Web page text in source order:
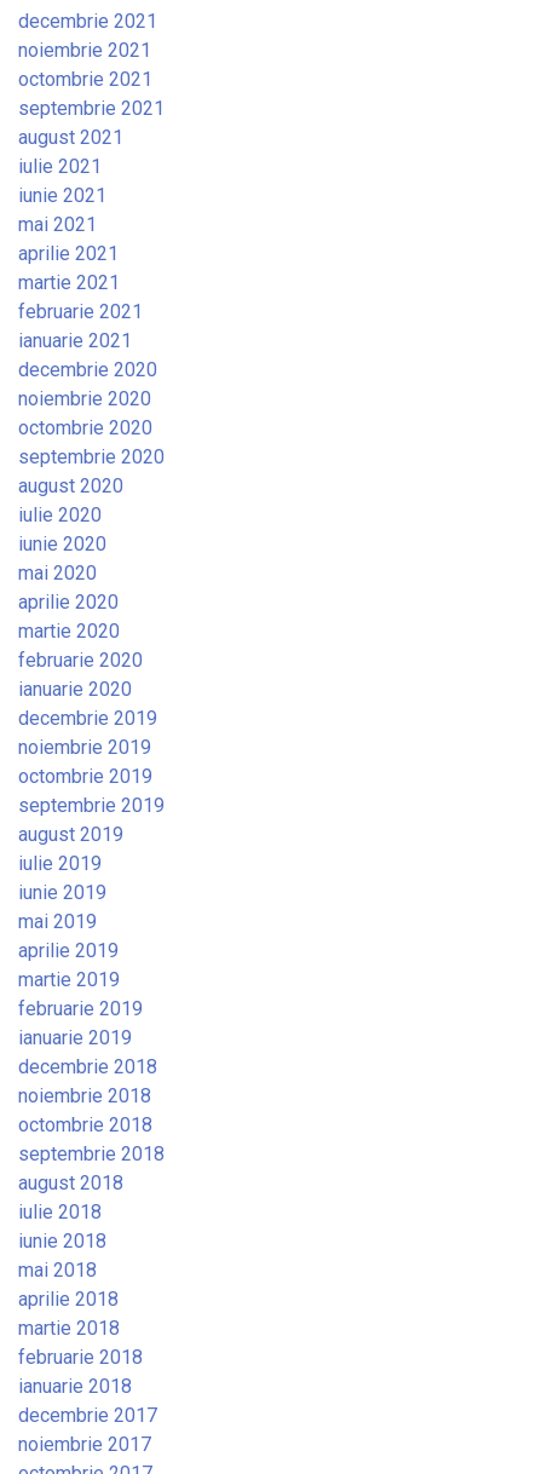
decembrie 2021
noiembrie 2021
octombrie 2021
septembrie 2021
august 2021
iulie 2021
iunie 2021
mai 2021
aprilie 2021
martie 2021
februarie 2021
ianuarie 2021
decembrie 2020
noiembrie 2020
octombrie 2020
septembrie 2020
august 2020
iulie 2020
iunie 2020
mai 2020
aprilie 2020
martie 2020
februarie 2020
ianuarie 2020
decembrie 2019
noiembrie 2019
octombrie 2019
septembrie 2019
august 2019
iulie 2019
iunie 2019
mai 2019
aprilie 2019
martie 2019
februarie 2019
ianuarie 2019
decembrie 2018
noiembrie 2018
octombrie 2018
septembrie 2018
august 2018
iulie 2018
iunie 2018
mai 2018
aprilie 2018
martie 2018
februarie 2018
ianuarie 2018
decembrie 2017
noiembrie 2017